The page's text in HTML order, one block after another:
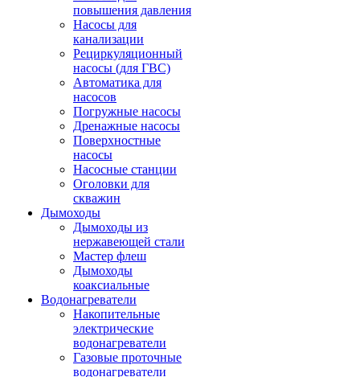
повышения давления
Насосы для
канализации
Рециркуляционный
насосы (для ГВС)
Автоматика для
насосов
Погружные насосы
Дренажные насосы
Поверхностные
насосы
Насосные станции
Оголовки для
скважин
Дымоходы
Дымоходы из
нержавеющей стали
Мастер флеш
Дымоходы
коаксиальные
Водонагреватели
Накопительные
электрические
водонагреватели
Газовые проточные
водонагреватели